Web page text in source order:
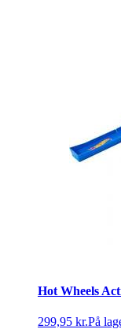
Hot Wheels
299,95 kr.På